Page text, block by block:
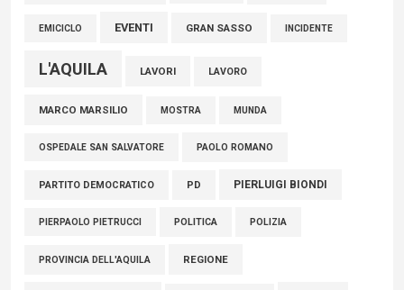
EMICICLO EVENTI GRAN SASSO INCIDENTE
L'AQUILA LAVORI LAVORO
MARCO MARSILIO MOSTRA MUNDA
OSPEDALE SAN SALVATORE PAOLO ROMANO
PARTITO DEMOCRATICO PD PIERLUIGI BIONDI
PIERPAOLO PIETRUCCI POLITICA POLIZIA
PROVINCIA DELL'AQUILA REGIONE